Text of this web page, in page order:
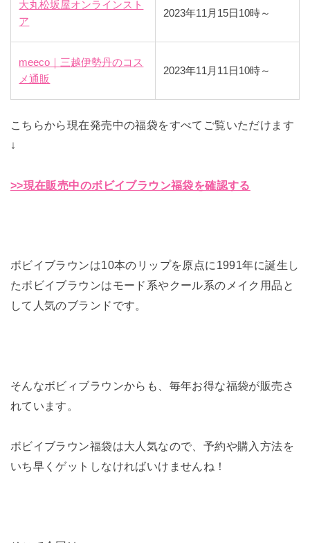
大丸松坂屋オンラインスト
ア
2023年11月15日10時～
meeco｜三越伊勢丹のコス
メ通販
2023年11月11日10時～
こちらから現在発売中の福袋をすべてご覧いただけます
↓
>>現在販売中のボビイブラウン福袋を確認する
ボビイブラウンは10本のリップを原点に1991年に誕生し
たボビイブラウンはモード系やクール系のメイク用品と
して人気のブランドです。
そんなボビィブラウンからも、毎年お得な福袋が販売さ
れています。
ボビイブラウン福袋は大人気なので、予約や購入方法を
いち早くゲットしなければいけませんね！